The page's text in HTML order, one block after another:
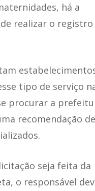
há a
realizar o registro
tipo de serviço
procurar a
recomendação de
seja feita da
o responsável